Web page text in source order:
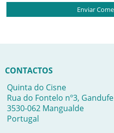
CONTACTOS
Quinta do Cisne
Rua do Fontelo nº3, Gandufe
3530-062 Mangualde
Portugal